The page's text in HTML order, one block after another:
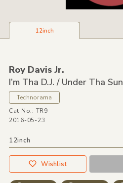
12inch
Roy Davis Jr.
I’m Tha D.J. /Under Tha Sun
Technorama
Cat No.: TR9
2016-05-23
12inch
Wishlist